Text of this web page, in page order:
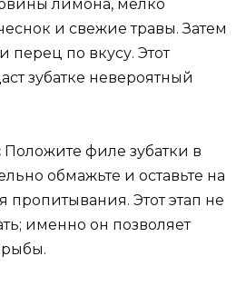
лимона, мелко
и свежие травы. Затем
перец по вкусу. Этот
зубатке невероятный
Положите филе зубатки в
обмажьте и оставьте на
пропитывания. Этот этап не
именно он позволяет
рыбы.